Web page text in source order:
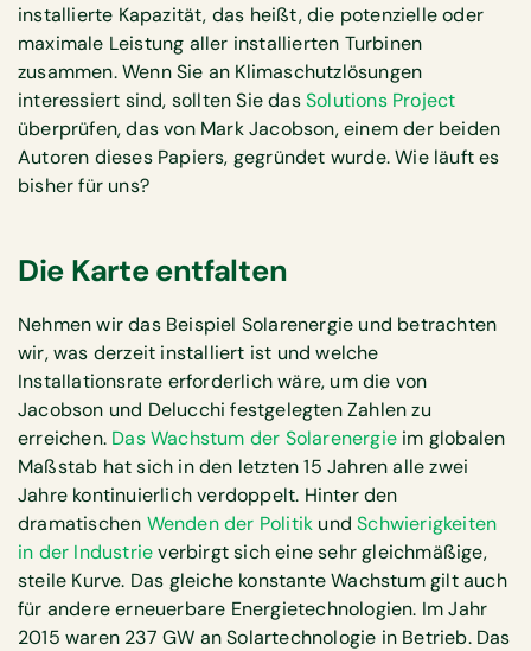
installierte Kapazität, das heißt, die potenzielle oder
maximale Leistung aller installierten Turbinen
zusammen. Wenn Sie an Klimaschutzlösungen
interessiert sind, sollten Sie dasSolutions Project
überprüfen, das von Mark Jacobson, einem der beiden
Autoren dieses Papiers, gegründet wurde. Wie läuft es
bisher für uns?
Die Karte entfalten
Nehmen wir das Beispiel Solarenergie und betrachten
wir, was derzeit installiert ist und welche
Installationsrate erforderlich wäre, um die von
Jacobson und Delucchi festgelegten Zahlen zu
erreichen. Das Wachstum der Solarenergie im globalen
Maßstab hat sich in den letzten 15 Jahren alle zwei
Jahre kontinuierlich verdoppelt. Hinter den
dramatischen Wenden der Politik undSchwierigkeiten
in der Industrieverbirgt sich eine sehr gleichmäßige,
steile Kurve. Das gleiche konstante Wachstum gilt auch
für andere erneuerbare Energietechnologien. Im Jahr
2015 waren 237 GW an Solartechnologie in Betrieb. Das